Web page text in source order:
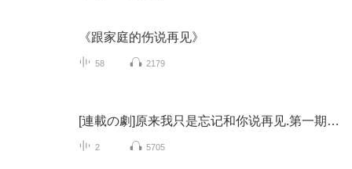
《跟家庭的伤说再见》
58 2179
[連載の劇]原来我只是忘记和你说再见.第一期.凌霄剧团
2 5705